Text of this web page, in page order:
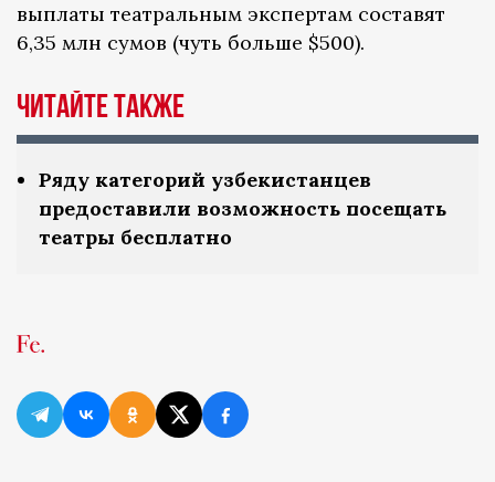
выплаты театральным экспертам составят
6,35 млн сумов (чуть больше $500).
Читайте также
Ряду категорий узбекистанцев
предоставили возможность посещать
театры бесплатно